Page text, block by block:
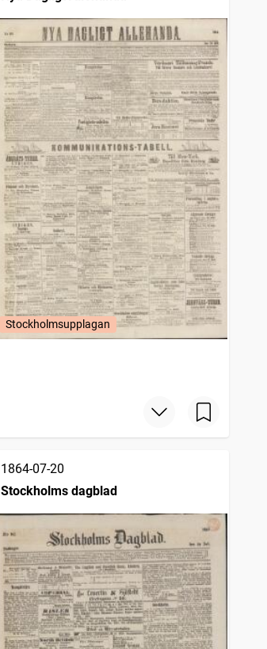
Stockholmsupplagan
1864-07-20
Stockholms dagblad